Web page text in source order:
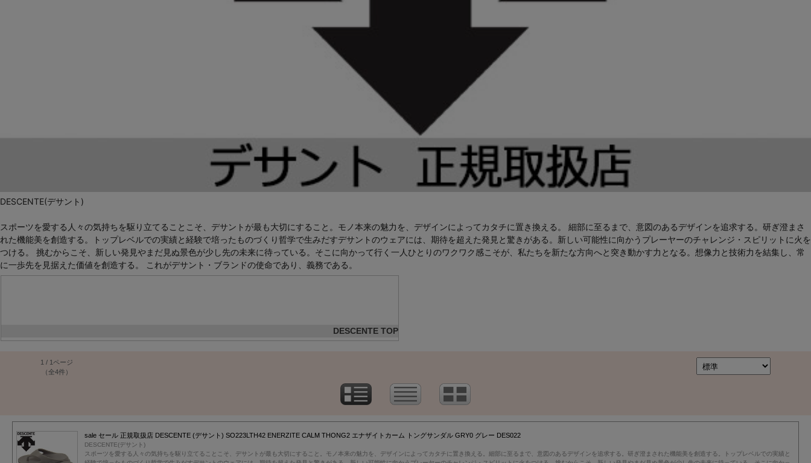
DESCENTE(デサント)
スポーツを愛する人々の気持ちを駆り立てることこそ、デサントが最も大切にすること。モノ本来の魅力を、デザインによってカタチに置き換える。 細部に至るまで、意図のあるデザインを追求する。研ぎ澄まさ
れた機能美を創造する。トップレベルでの実績と経験で培ったものづくり哲学で生みだすデサントのウェアには、期待を超えた発見と驚きがある。新しい可能性に向かうプレーヤーのチャレンジ・スピリットに火を
つける。 挑むからこそ、新しい発見やまだ見ぬ景色が少し先の未来に待っている。そこに向かって行く一人ひとりのワクワク感こそが、私たちを新たな方向へと突き動かす力となる。想像力と技術力を結集し、常
に一歩先を見据えた価値を創造する。 これがデサント・ブランドの使命であり、義務である。
DESCENTE TOP
1 / 1ページ
（全4件）
sale セール 正規取扱店 DESCENTE (デサント) SO223LTH42 ENERZITE CALM THONG2 エナザイトカーム トングサンダル GRY0 グレー DES022
DESCENTE(デサント)
スポーツを愛する人々の気持ちを駆り立てることこそ、デサントが最も大切にすること。モノ本来の魅力を、デザインによってカタチに置き換える。細部に至るまで、意図のあるデザインを追求する。研ぎ澄まされた機能美を創造する。トップレベルでの実績と